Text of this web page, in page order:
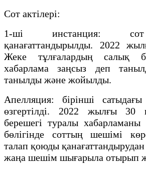
Сот актілері:
1-ші инстанция: сот
қанағаттандырылды. 2022
Жеке тұлғалардың салық
хабарлама заңсыз деп
танылды және жойылды.
Апелляция: бірінші
өзгертілді. 2022 жылғы 30
берешегі туралы
бөлігінде соттың шешімі
талап қоюды
жаңа шешім шығарыла отырып